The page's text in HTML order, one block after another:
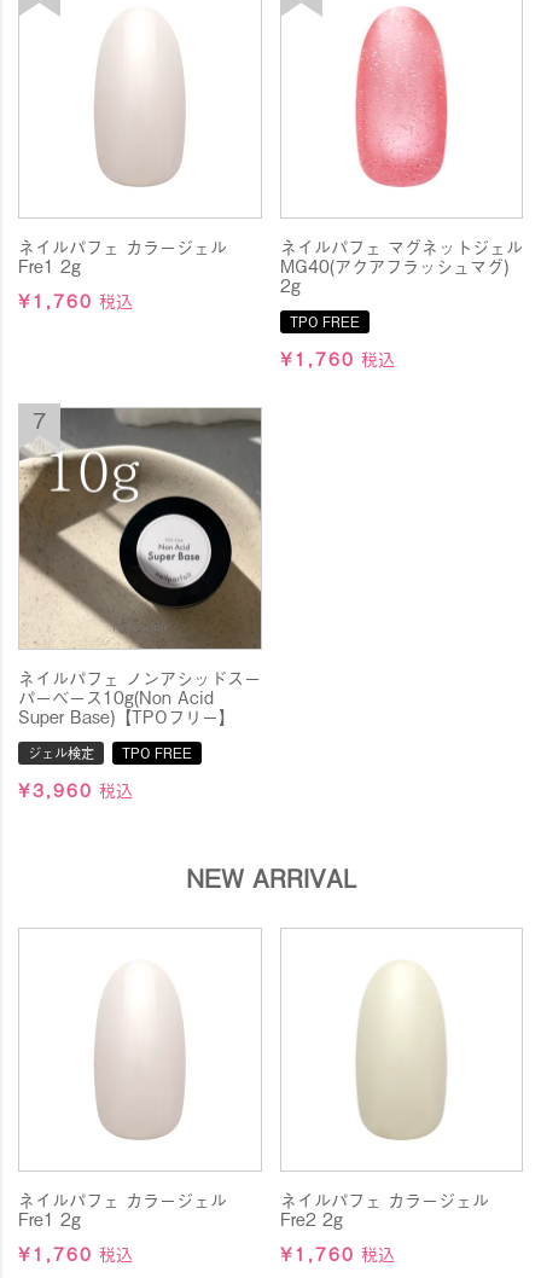
6月15日（月）～6月21日（日）オーロラアイテムが大特
人気のオーロラパウダーやフィルムなど、対象商品が特別
なんと、最大約𝟳𝟬％OFF！
在庫限りで販売終了となるアイテムも多数！
是非この機会に、お求めください♪
■ダストコレクター グレージュ 発売記念価
大人気のダストコレクターに限定カラーが登場！
6月8日（月）～6月14日（日）オンライン発売記念価格に
てデビュー！
定価36,300円→23,100円
なんと！13,200円のお値引き！
ぜひこの機会に、お求めください♪
2026.5.13
■BWJ新商品発売＆オンラインセール開催■
今年もネイルフォーラム2026に出展いたします！
新商品の発売も記念してオンラインセールも開催いたしま
す！
【オンラインセール】5月19日（火）9:00 ～5月25日
23:59（月）
ぜひチェックして、お得なこの機会にお買い物をお楽しみ
2026.4.28
■GW休業のお知らせと配送スケジュールの
お知らせ■
ールをご案内申し上げます。
～休業期間～
4月29日（水）～5月6日（水）
→5月1日（金）までに出荷させていただきます。
4月29日（水）11:01以降にいただいたご注文
→5月7日（木）以降に順次出荷させていただきます。
ネイルパフェ カラージェル
Fre1 2g
¥1,760 税込
ネイルパフェ マグネットジェル
MG40(アクアフラッシュマグ)
2g
TPO FREE
¥1,760 税込
ネイルパフェ ノンアシッドスー
パーベース10g(Non Acid
Super Base)【TPOフリー】
ジェル検定 TPO FREE
¥3,960 税込
NEW ARRIVAL
ネイルパフェ カラージェル
Fre1 2g
¥1,760 税込
ネイルパフェ カラージェル
Fre2 2g
¥1,760 税込